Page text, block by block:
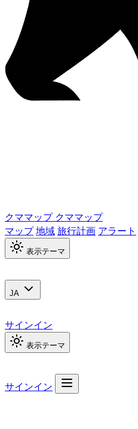
クママップ クママップ
マップ地域旅行計画 アラート
表示テーマ
JA
サインイン
表示テーマ
サインイン